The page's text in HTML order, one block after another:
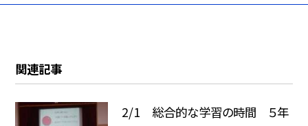
関連記事
2/1 総合的な学習の時間 ５年